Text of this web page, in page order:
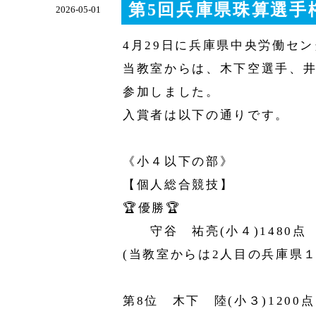
2026-05-01 第5回兵庫県珠算選手
4月29日に兵庫県中央労働セ
当教室からは、木下空選手、
参加しました。
入賞者は以下の通りです。
《小４以下の部》
【個人総合競技】
🏆️優勝🏆️
守谷 祐亮(小４)1480点
(当教室からは2人目の兵庫県
第8位 木下 陸(小３)1200点